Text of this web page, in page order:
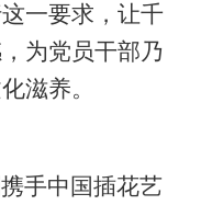
一要求，让千
为党员干部乃
滋养。
手中国插花艺